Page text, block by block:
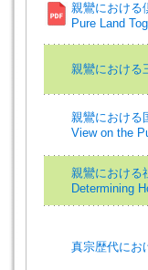
親鸞における
Pure Land
親鸞における
親鸞における
View on the
親鸞における
Determining
真宗歴代にお